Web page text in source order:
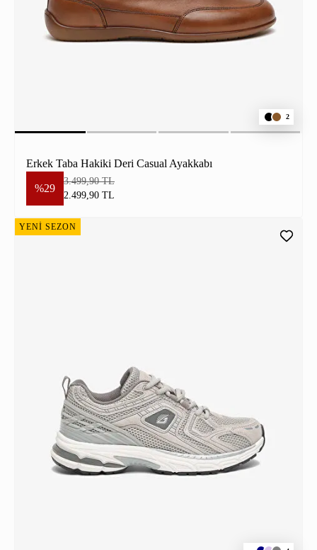
2
Erkek Taba Hakiki Deri Casual Ayakkabı
%29
3.499,90 TL
2.499,90 TL
YENİ SEZON